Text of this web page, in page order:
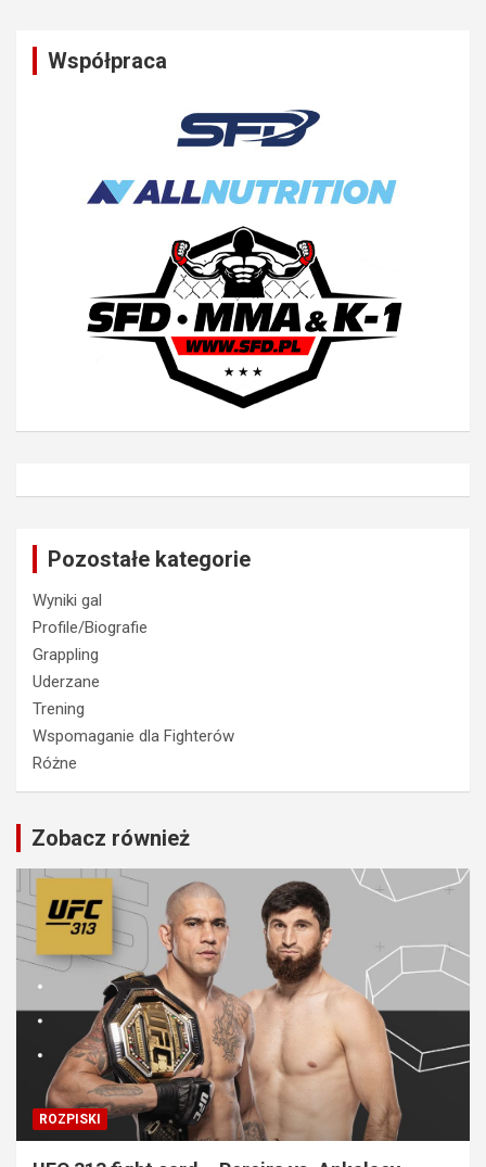
Współpraca
Pozostałe kategorie
Wyniki gal
Profile/Biografie
Grappling
Uderzane
Trening
Wspomaganie dla Fighterów
Różne
Zobacz również
ROZPISKI